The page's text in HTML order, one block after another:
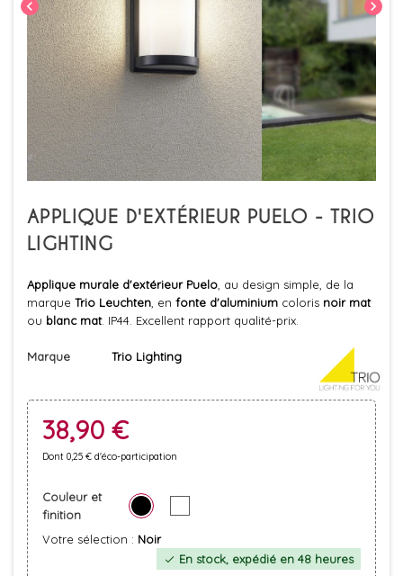
chevron_left chevron_right
APPLIQUE D'EXTÉRIEUR PUELO - TRIO
LIGHTING
Applique murale d'extérieur Puelo , au design simple, de la
marque Trio Leuchten , en fonte d'aluminium coloris noir mat
ou blanc mat. IP44. Excellent rapport qualité-prix.
Marque Trio Lighting
38,90 €
Dont 0,25 € d'éco-participation
Couleur et
finition
Votre sélection : Noir
check En stock, expédié en 48 heures